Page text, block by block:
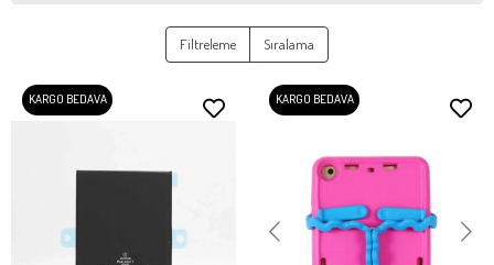
Filtreleme Sıralama
KARGO BEDAVA KARGO BEDAVA